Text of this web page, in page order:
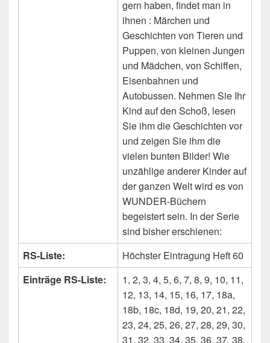
gern haben, findet man in
ihnen : Märchen und
Geschichten von Tieren und
Puppen, von kleinen Jungen
und Mädchen, von Schiffen,
Eisenbahnen und
Autobussen. Nehmen Sie Ihr
Kind auf den Schoß, lesen
Sie ihm die Geschichten vor
und zeigen Sie ihm die
vielen bunten Bilder! Wie
unzählige anderer Kinder auf
der ganzen Welt wird es von
WUNDER-Büchern
begeistert sein. In der Serie
sind bisher erschienen:
RS-Liste:
Höchster Eintragung Heft 60
Einträge RS-Liste:
1, 2, 3, 4, 5, 6, 7, 8, 9, 10, 11,
12, 13, 14, 15, 16, 17, 18a,
18b, 18c, 18d, 19, 20, 21, 22,
23, 24, 25, 26, 27, 28, 29, 30,
31, 32, 33, 34, 35, 36, 37, 38,